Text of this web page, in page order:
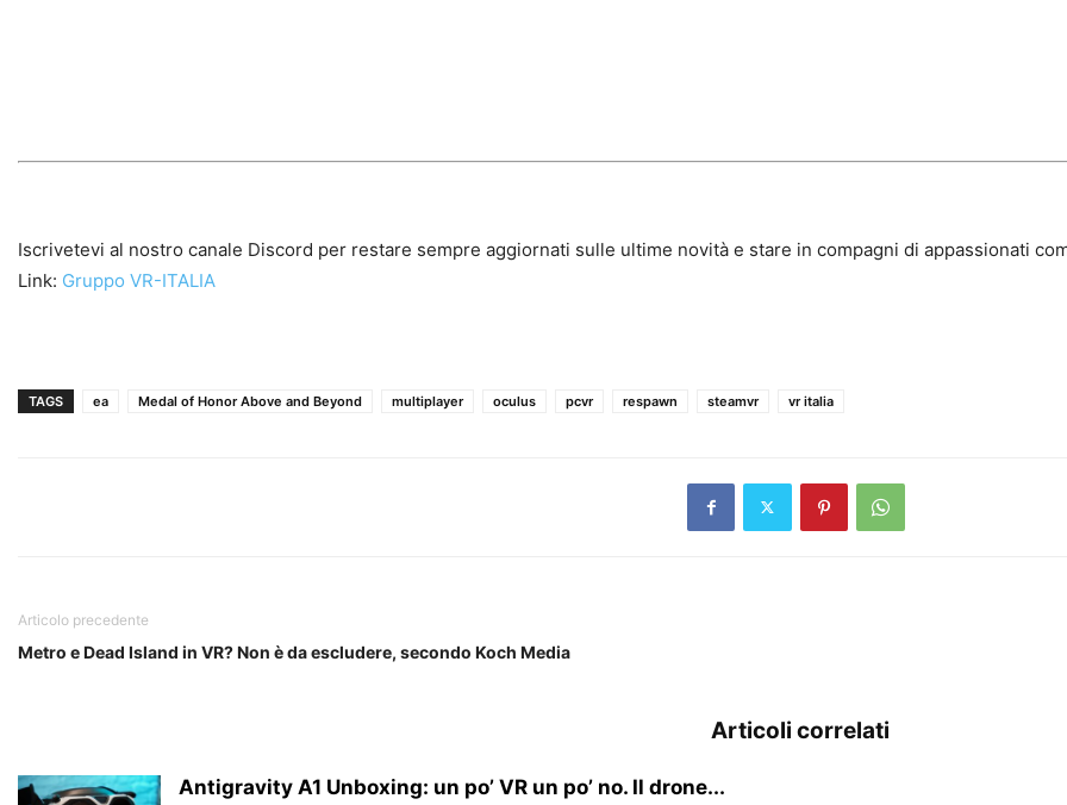
Iscrivetevi al nostro canale Discord per restare sempre aggiornati sulle ultime novità e stare in compagni di appassionati
Link: Gruppo VR-ITALIA
TAGS ea Medal of Honor Above and Beyond multiplayer oculus pcvr respawn steamvr vr italia
Articolo precedente
Metro e Dead Island in VR? Non è da escludere, secondo Koch Media
Articoli correlati
Antigravity A1 Unboxing: un po’ VR un po’ no. Il drone...